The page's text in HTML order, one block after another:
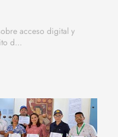
acceso digital y
d...